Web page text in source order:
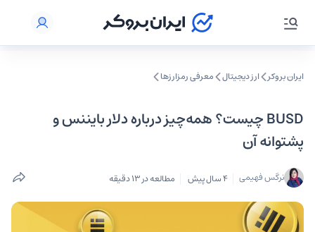
ایران بروکر ارز دیجیتال معرفی رمزارزها
BUSD چیست؟ همه‌چیز درباره دلار بایننس و
پشتوانه آن
نرگس فهیمی 4 سال پیش مطالعه در 13 دقیقه